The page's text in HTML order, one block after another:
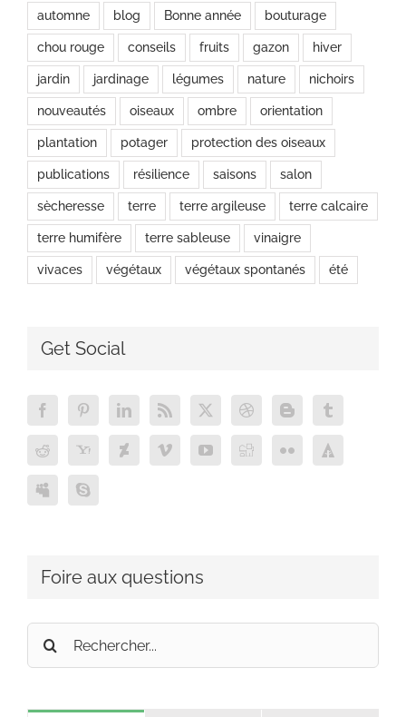
automne blog Bonne année bouturage
chou rouge conseils fruits gazon hiver
jardin jardinage légumes nature nichoirs
nouveautés oiseaux ombre orientation
plantation potager protection des oiseaux
publications résilience saisons salon
sècheresse terre terre argileuse terre calcaire
terre humifère terre sableuse vinaigre
vivaces végétaux végétaux spontanés été
Get Social
Foire aux questions
Rechercher: